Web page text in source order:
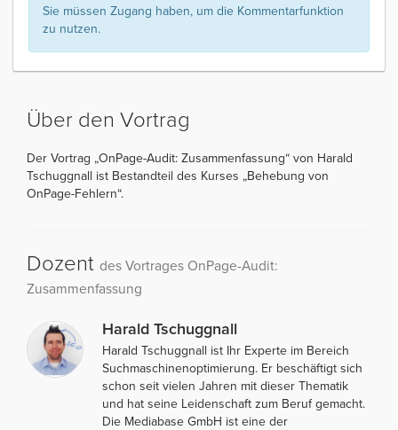
Sie müssen Zugang haben, um die Kommentarfunktion
zu nutzen.
Über den Vortrag
Der Vortrag „OnPage-Audit: Zusammenfassung“ von Harald
Tschuggnall ist Bestandteil des Kurses „Behebung von
OnPage-Fehlern“.
Dozent des Vortrages OnPage-Audit:
Zusammenfassung
Harald Tschuggnall
Harald Tschuggnall ist Ihr Experte im Bereich
Suchmaschinenoptimierung. Er beschäftigt sich
schon seit vielen Jahren mit dieser Thematik
und hat seine Leidenschaft zum Beruf gemacht.
Die Mediabase GmbH ist eine der